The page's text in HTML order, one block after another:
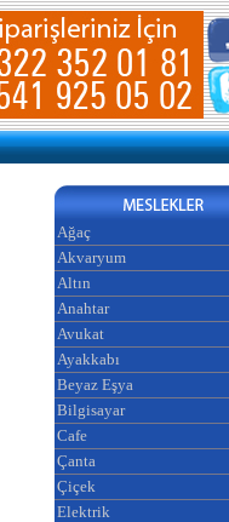
Ağaç
Akvaryum
Altın
Anahtar
Avukat
Ayakkabı
Beyaz Eşya
Bilgisayar
Cafe
Çanta
Çiçek
Elektrik